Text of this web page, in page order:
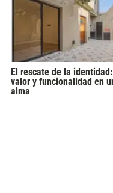
El rescate de la
valor y funcionalidad en
alma